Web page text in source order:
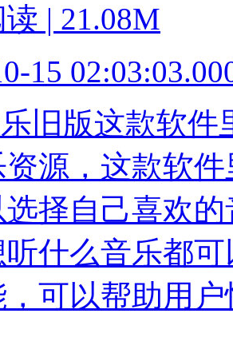
| 21.08M
15
旧版这款软
资源，这款软
选择自己喜欢
什么音乐都
，可以帮助用